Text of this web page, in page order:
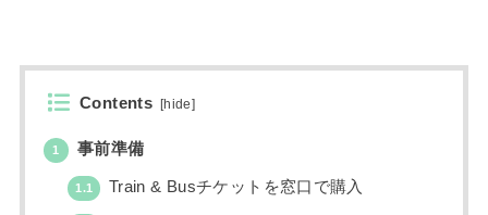
Contents [hide]
1 事前準備
1.1 Train & Busチケットを窓口で購入